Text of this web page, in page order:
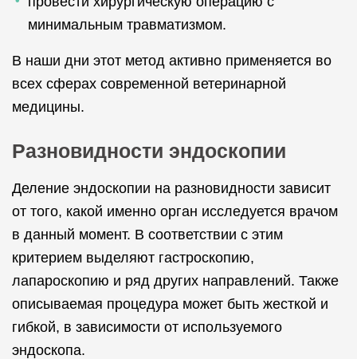
минимальным травматизмом.
В наши дни этот метод активно применяется во
всех сферах современной ветеринарной
медицины.
Разновидности эндоскопии
Деление эндоскопии на разновидности зависит
от того, какой именно орган исследуется врачом
в данный момент. В соответствии с этим
критерием выделяют гастроскопию,
лапароскопию и ряд других направлений. Также
описываемая процедура может быть жесткой и
гибкой, в зависимости от используемого
эндоскопа.